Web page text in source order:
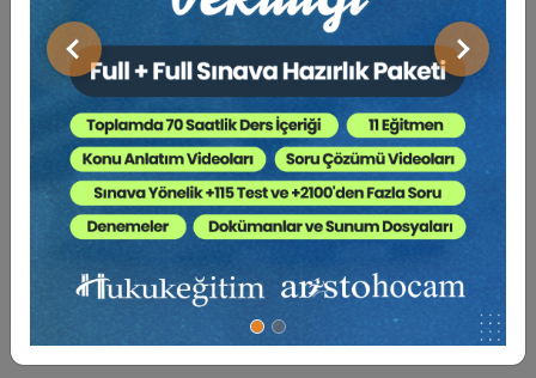
Önceki Sonraki
*** Video Eğitim AboneliğiPaketine Sahip Olarak,
Bu Eğitim Dâhil Yüzlerce Video Eğitime Erişebilir ve
Daha BirçokFırsattan Yararlanabilirsiniz.***
ABONELİK PAKETLERİMİZ HAKKINDA DETAYLI BİLGİ
ALMAK İÇİN TIKLA